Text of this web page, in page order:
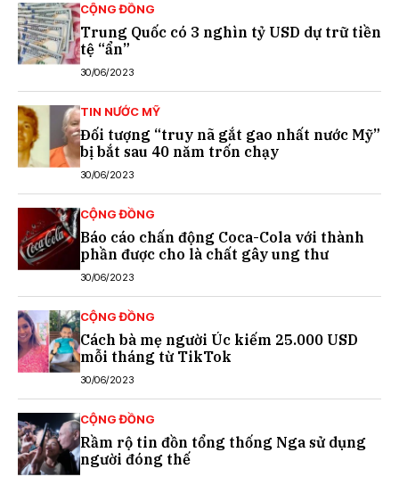
CỘNG ĐỒNG
Trung Quốc có 3 nghìn tỷ USD dự trữ tiền
tệ “ẩn”
30/06/2023
TIN NƯỚC MỸ
Đối tượng “truy nã gắt gao nhất nước Mỹ”
bị bắt sau 40 năm trốn chạy
30/06/2023
CỘNG ĐỒNG
Báo cáo chấn động Coca-Cola với thành
phần được cho là chất gây ung thư
30/06/2023
CỘNG ĐỒNG
Cách bà mẹ người Úc kiếm 25.000 USD
mỗi tháng từ TikTok
30/06/2023
CỘNG ĐỒNG
Rầm rộ tin đồn tổng thống Nga sử dụng
người đóng thế